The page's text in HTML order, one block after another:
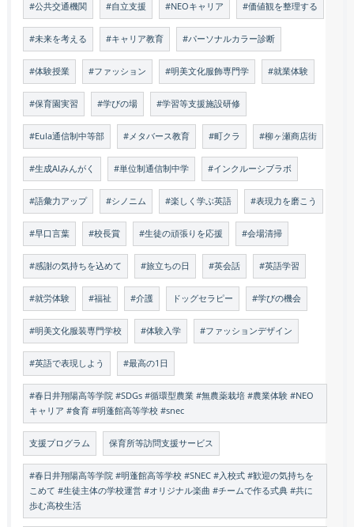
#公共交通機関 #自立支援 #NEOキャリア #価値観を整理する
#未来を考える #キャリア教育 #パーソナルカラー診断
#体験授業 #ファッション #明美文化服飾専門学 #就業体験
#保育園実習 #学びの場 #学習等支援施設研修
#Eula通信制中等部 #メタバース教育 #町クラ #柳ヶ瀬商店街
#生成AIみんがく #単位制通信制中学 #インクルーシブラボ
#語彙力アップ #シノニム #楽しく学ぶ英語 #表現力を磨こう
#早口言葉 #校長賞 #生徒の頑張りを応援 #会場清掃
#感謝の気持ちを込めて #旅立ちの日 #英会話 #英語学習
#就労体験 #福祉 #介護 ドッグセラピー #学びの機会
#明美文化服装専門学校 #体験入学 #ファッションデザイン
#英語で表現しよう #最高の1日
#春日井翔陽高等学院 #SDGs #循環型農業 #無農薬栽培 #農業体験 #NEO
キャリア #食育 #明蓬館高等学校 #snec
支援プログラム 保育所等訪問支援サービス
#春日井翔陽高等学院 #明蓬館高等学校 #SNEC #入校式 #歓迎の気持ちを
こめて #生徒主体の学校運営 #オリジナル楽曲 #チームで作る式典 #共に
歩む高校生活